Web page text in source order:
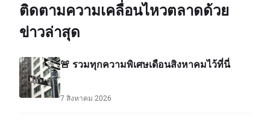
ติดตามความเคลื่อนไหวตลาดด้วย
ข่าวล่าสุด
🚨 รวมทุกความพิเศษเดือนสิงหาคมไว้ที่นี่
7 สิงหาคม 2026